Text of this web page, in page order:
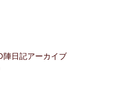
陣日記アーカイブ